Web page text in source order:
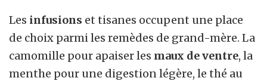
Les infusions et tisanes occupent une place
de choix parmi les remèdes de grand-mère. La
camomille pour apaiser les maux de ventre, la
menthe pour une digestion légère, le thé au